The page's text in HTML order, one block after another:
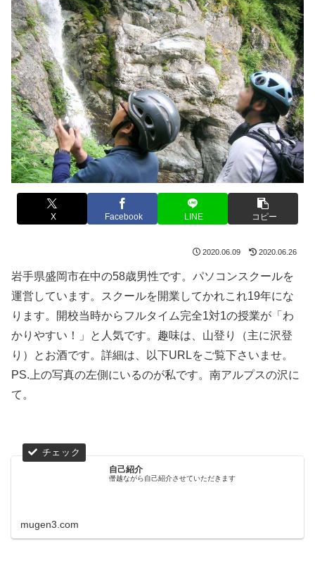
X Facebook LINE コピー
2020.06.09 2020.06.26
岩手県盛岡市在中の58歳男性です。パソコンスクールを
運営しています。スクールを開業してかれこれ19年にな
ります。開校当時からフルタイム完全1対1の授業が「わ
かりやすい！」と人気です。趣味は、山登り（主に沢登
り）とお酒です。詳細は、以下URLをご覧下さいませ。
PS.上の写真の左側にいるのが私です。南アルプスの沢に
て。
自己紹介
僭越ながら自己紹介させていただきます
mugen3.com